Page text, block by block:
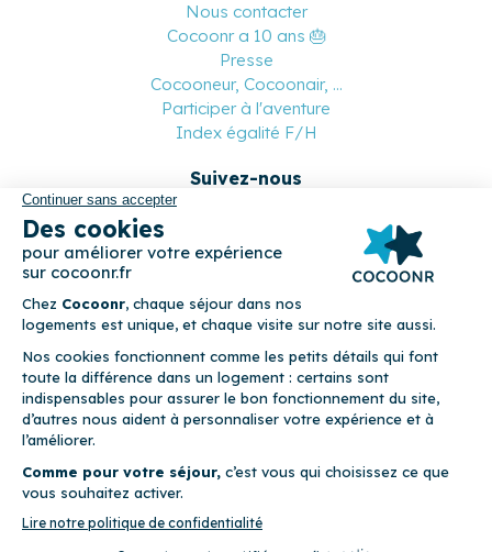
Nous contacter
Cocoonr a 10 ans 🎂
Presse
Cocooneur, Cocoonair, ...
Participer à l'aventure
Index égalité F/H
Suivez-nous
location–CGU – Politique de confidentialité–Politique de
Cocoonr est conçu et développé à Rennes 🇫🇷